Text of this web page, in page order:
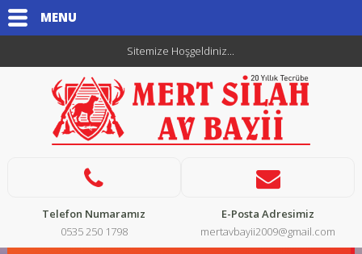
MENU
Sitemize Hoşgeldiniz...
Telefon Numaramız
0535 250 1798
E-Posta Adresimiz
mertavbayii2009@gmail.com